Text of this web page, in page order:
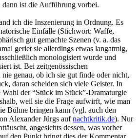
dann ist die Aufführung vorbei.
ich die Inszenierung in Ordnung. Es
Einfälle (Stichwort: Waffe,
gut gemachte Szenen (v. a. das
geriet sie allerdings etwas langatmig,
monologisiert wurde und
ist. Bei zeitgenössischen
genau, ob ich sie gut finde oder nicht,
daran scheiden sich viele Geister. In
der “Stück im Stück”-Dramaturgie
weil sie die Frage aufwirft, wie man
Bühne bringen kann (vgl. auch den
Alexander Jürgs aufnachtkritik.de). Nur
angesichts dessen, was vorher
den Punkt bringt dies der Kommentar